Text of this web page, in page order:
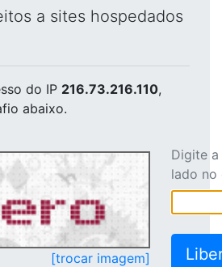
a sites hospedados
do IP 216.73.216.110,
abaixo.
[trocar imagem]
Digite
lado no